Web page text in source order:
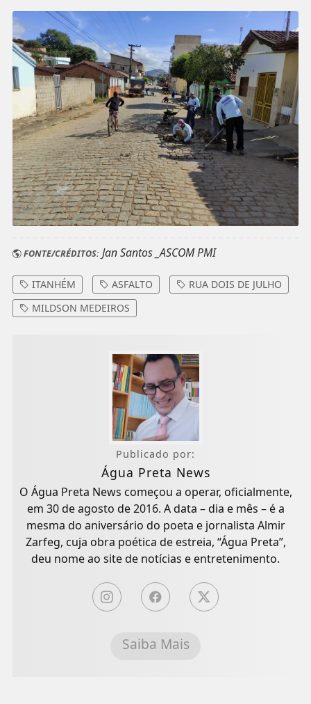
FONTE/CRÉDITOS:Jan Santos _ASCOM PMI
ITANHÉM ASFALTO
RUA DOIS DE JULHO
MILDSON MEDEIROS
Publicado por:
Água Preta News
O Água Preta News começou a operar, oficialmente,
em 30 de agosto de 2016. A data – dia e mês – é a
mesma do aniversário do poeta e jornalista Almir
Zarfeg, cuja obra poética de estreia, “Água Preta”,
deu nome ao site de notícias e entretenimento.
Saiba Mais